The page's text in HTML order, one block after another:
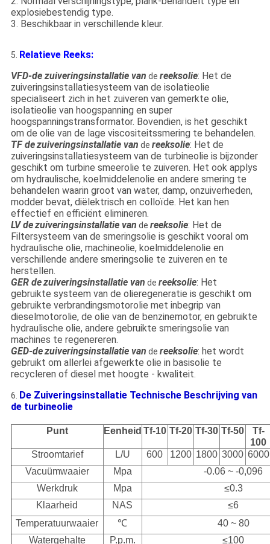
explosiebestendig type.
3. Beschikbaar in verschillende kleur.
5. Relatieve Reeks:
VFD-de zuiveringsinstallatie van de reeksolie: Het de
zuiveringsinstallatiesysteem van de isolatieolie
specialiseert zich in het zuiveren van gemerkte olie,
isolatieolie van hoogspanning en super
hoogspanningstransformator. Bovendien, is het geschikt
om de olie van de lage viscositeitssmering te behandelen.
TF dezuiveringsinstallatievan de reeksolie: Het de
zuiveringsinstallatiesysteem van de turbineolie is bijzonder
geschikt om turbine smeerolie te zuiveren. Het ook applys
om hydraulische, koelmiddelenolie en andere smering te
behandelen waarin groot van water, damp, onzuiverheden,
modder bevat, diëlektrisch en colloïde. Het kan hen
effectief en efficiënt elimineren.
LV dezuiveringsinstallatievan de reeksolie: Het de
Filtersysteem van de smeringsolie is geschikt vooral om
hydraulische olie, machineolie, koelmiddelenolie en
verschillende andere smeringsolie te zuiveren en te
herstellen.
GER dezuiveringsinstallatievan de reeksolie: Het
gebruikte systeem van de olieregeneratie is geschikt om
gebruikte verbrandingsmotorolie met inbegrip van
dieselmotorolie, de olie van de benzinemotor, en gebruikte
hydraulische olie, andere gebruikte smeringsolie van
machines te regenereren.
GED-dezuiveringsinstallatievan de reeksolie: het wordt
gebruikt om allerlei afgewerkte olie in basisolie te
recycleren of diesel met hoogte - kwaliteit.
6. De Zuiveringsinstallatie Technische Beschrijving van
de turbineolie
Punt Eenheid Tf-10 Tf-20 Tf-30 Tf-50
Tf-
100
Stroomtarief
L/U 600 1200 1800 3000 6000
Vacuümwaaier
Mpa
-0.06 ~ -0,096
Werkdruk
Mpa
≤0.3
Klaarheid
NAS
≤6
Temperatuurwaaier
℃
40 ~ 80
Watergehalte
P.p.m.
≤100